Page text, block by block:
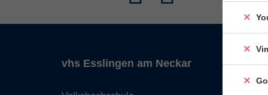
vhs Esslingen am Neckar